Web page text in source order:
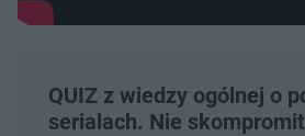
QUIZ z wiedzy ogólnej o
serialach. Nie